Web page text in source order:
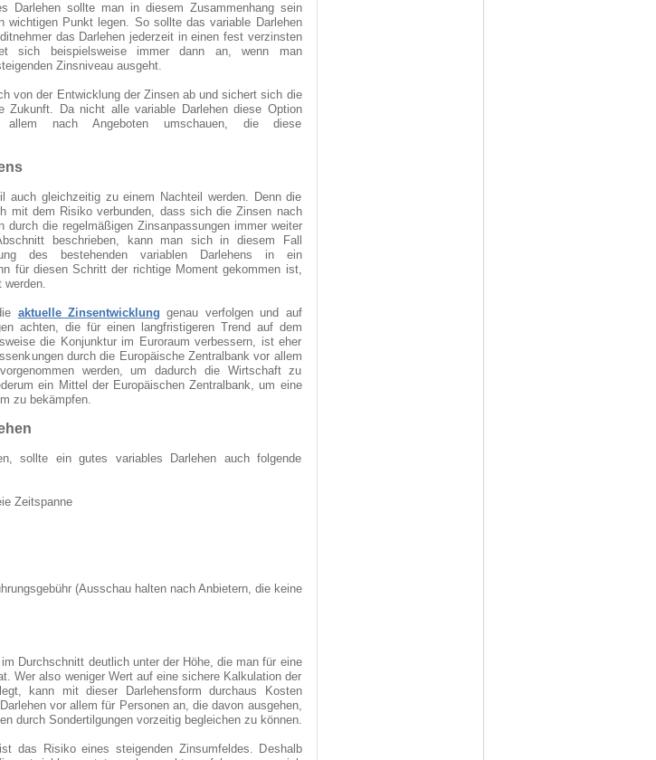
Darlehen sollte man in diesem Zusammenhang sein
wichtigen Punkt legen. So sollte das variable Darlehen
das Darlehen jederzeit in einen fest verzinsten
sich beispielsweise immer dann an, wenn man
Zinsniveau ausgeht.
von der Entwicklung der Zinsen ab und sichert sich die
Zukunft. Da nicht alle variable Darlehen diese Option
nach Angeboten umschauen, die diese
auch gleichzeitig zu einem Nachteil werden. Denn die
mit dem Risiko verbunden, dass sich die Zinsen nach
durch die regelmäßigen Zinsanpassungen immer weiter
beschrieben, kann man sich in diesem Fall
des bestehenden variablen Darlehens in ein
für diesen Schritt der richtige Moment gekommen ist,
werden.
aktuelle Zinsentwicklung genau verfolgen und auf
achten, die für einen langfristigeren Trend auf dem
die Konjunktur im Euroraum verbessern, ist eher
durch die Europäische Zentralbank vor allem
werden, um dadurch die Wirtschaft zu
ein Mittel der Europäischen Zentralbank, um eine
zu bekämpfen.
sollte ein gutes variables Darlehen auch folgende
Zeitspanne
(Ausschau halten nach Anbietern, die keine
Durchschnitt deutlich unter der Höhe, die man für eine
Wer also weniger Wert auf eine sichere Kalkulation der
kann mit dieser Darlehensform durchaus Kosten
vor allem für Personen an, die davon ausgehen,
durch Sondertilgungen vorzeitig begleichen zu können.
das Risiko eines steigenden Zinsumfeldes. Deshalb